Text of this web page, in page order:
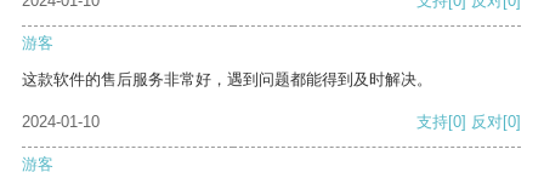
游客
这款软件的售后服务非常好，遇到问题都能得到及时解决。
2024-01-10 支持[0] 反对[0]
游客